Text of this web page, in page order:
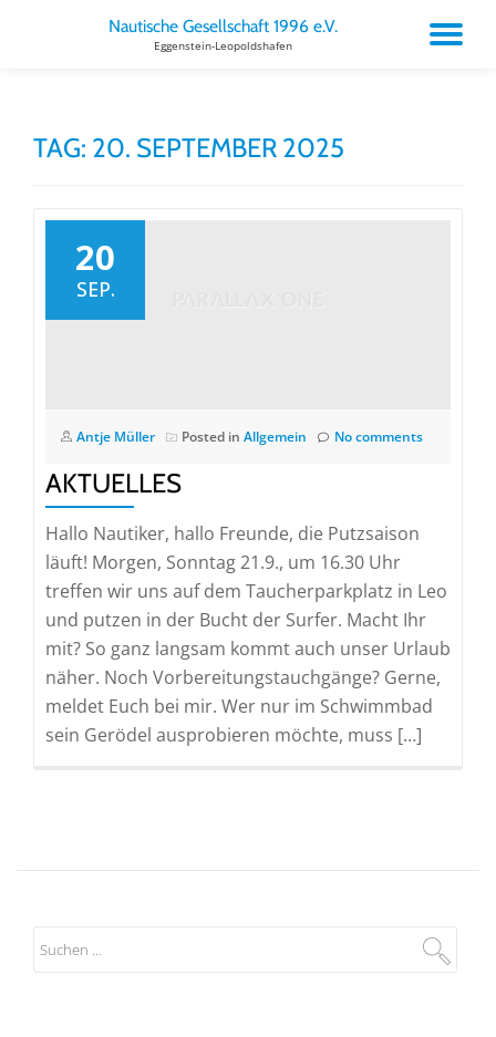
Nautische Gesellschaft 1996 e.V.
Eggenstein-Leopoldshafen
TAG: 20. SEPTEMBER 2025
20
SEP.
Antje Müller Posted in Allgemein No comments
AKTUELLES
Hallo Nautiker, hallo Freunde, die Putzsaison
läuft! Morgen, Sonntag 21.9., um 16.30 Uhr
treffen wir uns auf dem Taucherparkplatz in Leo
und putzen in der Bucht der Surfer. Macht Ihr
mit? So ganz langsam kommt auch unser Urlaub
näher. Noch Vorbereitungstauchgänge? Gerne,
meldet Euch bei mir. Wer nur im Schwimmbad
sein Gerödel ausprobieren möchte, muss […]